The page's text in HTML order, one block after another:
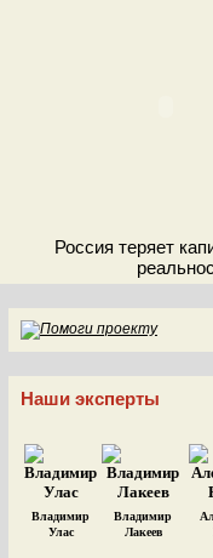
Россия теряет
Наши эксперты
Владимир
Улас
Владимир
Лакеев